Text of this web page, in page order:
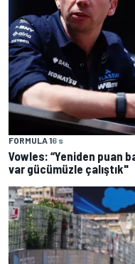
FORMULA 16 s
Vowles: “Yeniden puan
var gücümüzle çalıştık"